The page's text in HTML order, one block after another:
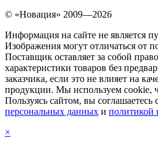
© «Новация» 2009—2026
Информация на сайте не является
Изображения могут отличаться от
Поставщик оставляет за собой
характеристики товаров без
заказчика, если это не влияет на
продукции. Мы используем cookie,
Пользуясь сайтом, вы соглашаетесь
персональных данных и политикой
×